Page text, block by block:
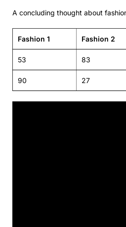
A concluding thought about
Fashion 1 Fashion 2
53 83
90 27